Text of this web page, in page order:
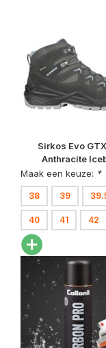
Sirkos Evo
Anthracite
Wandelschoenen
Maak een keuze: *
38 39
40 41 42